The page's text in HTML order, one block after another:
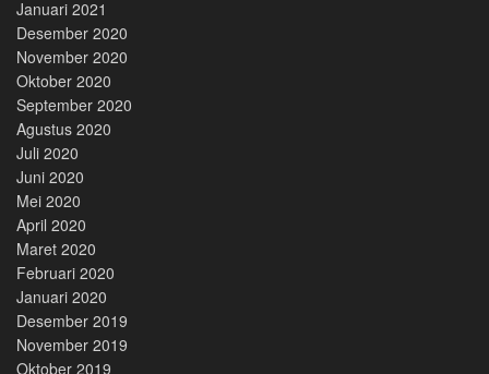
Januari 2021
Desember 2020
November 2020
Oktober 2020
September 2020
Agustus 2020
Juli 2020
Juni 2020
Mei 2020
April 2020
Maret 2020
Februari 2020
Januari 2020
Desember 2019
November 2019
Oktober 2019